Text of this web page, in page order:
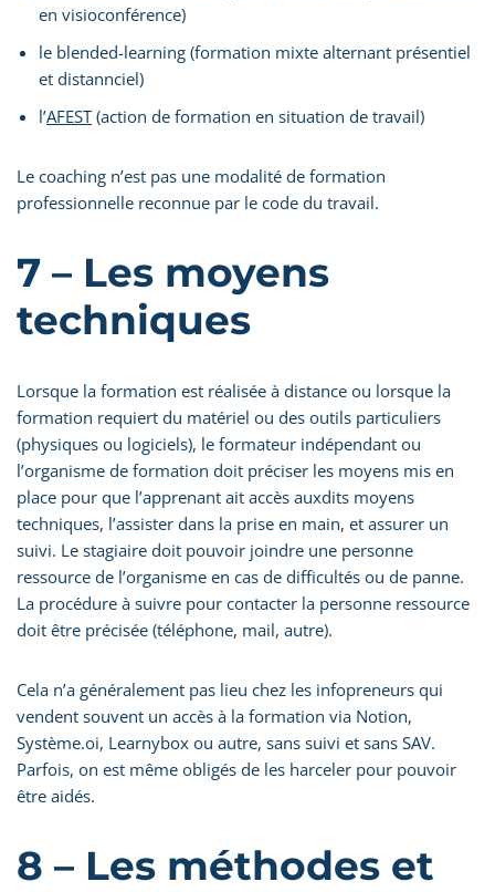
en visioconférence)
le blended-learning (formation mixte alternant présentiel
et distannciel)
l’AFEST(action de formation en situation de travail)
Le coaching n’est pas une modalité de formation
professionnelle reconnue par le code du travail.
7 – Les moyens
techniques
Lorsque la formation est réalisée à distance ou lorsque la
formation requiert du matériel ou des outils particuliers
(physiques ou logiciels), le formateur indépendant ou
l’organisme de formation doit préciser les moyens mis en
place pour que l’apprenant ait accès auxdits moyens
techniques, l’assister dans la prise en main, et assurer un
suivi. Le stagiaire doit pouvoir joindre une personne
ressource de l’organisme en cas de difficultés ou de panne.
La procédure à suivre pour contacter la personne ressource
doit être précisée (téléphone, mail, autre).
Cela n’a généralement pas lieu chez les infopreneurs qui
vendent souvent un accès à la formation via Notion,
Système.oi, Learnybox ou autre, sans suivi et sans SAV.
Parfois, on est même obligés de les harceler pour pouvoir
être aidés.
8 – Les méthodes et